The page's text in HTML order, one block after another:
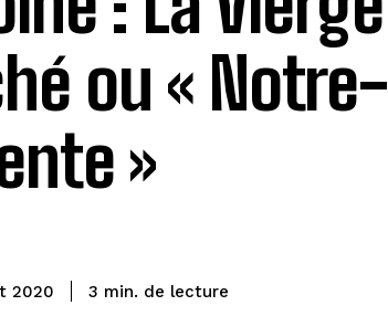
ou « Notre-
»
2020 3 min. de lecture